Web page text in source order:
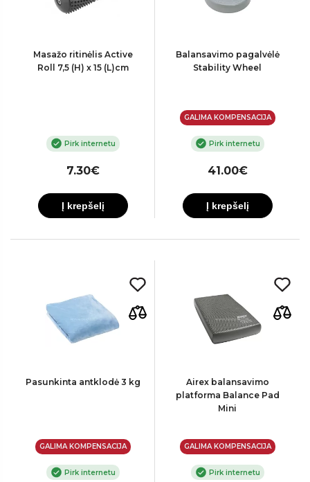
Masažo ritinėlis Active
Roll 7,5 (H) x 15 (L)cm
Pirk internetu
7.30€
Į krepšelį
Balansavimo pagalvėlė
Stability Wheel
GALIMA KOMPENSACIJA
Pirk internetu
41.00€
Į krepšelį
Pasunkinta antklodė 3 kg
GALIMA KOMPENSACIJA
Pirk internetu
Airex balansavimo
platforma Balance Pad
Mini
GALIMA KOMPENSACIJA
Pirk internetu